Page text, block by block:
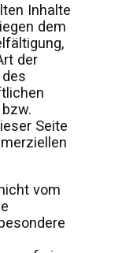
Inhalte
dem
der
Seite
vom